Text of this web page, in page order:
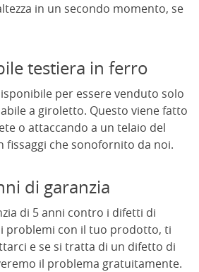
in un secondo momento, se
testiera in ferro
per essere venduto solo
a giroletto. Questo viene fatto
o attaccando a un telaio del
fissaggi che sonofornito da noi.
di garanzia
di 5 anni contro i difetti di
problemi con il tuo prodotto, ti
e se si tratta di un difetto di
il problema gratuitamente.